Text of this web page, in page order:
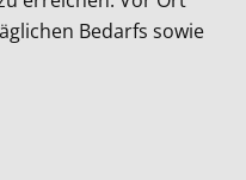
Bedarfs sowie